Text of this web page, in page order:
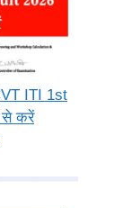
ITI 1st
से करें